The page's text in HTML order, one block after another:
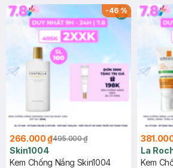
25ml (SL Có Hạn)
-46%
266.000 ₫495.000 ₫
Skin1004
Kem Chống Nắng Skin1004
La
Kem